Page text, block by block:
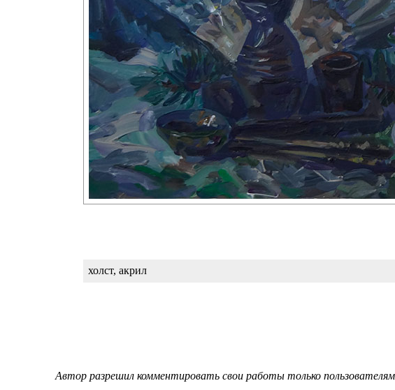
холст, акрил
Автор разрешил комментировать свои работы только